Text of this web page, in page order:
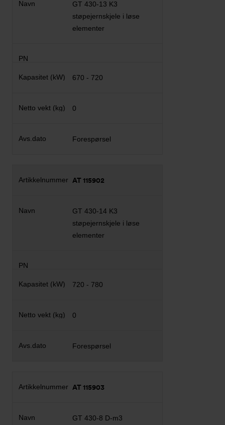
GT 430-13 K3
støpejernskjele i løse
elementer
670 - 720
0
Forespørsel
AT 115902
GT 430-14 K3
støpejernskjele i løse
elementer
720 - 780
0
Forespørsel
AT 115903
GT 430-8 D-m3